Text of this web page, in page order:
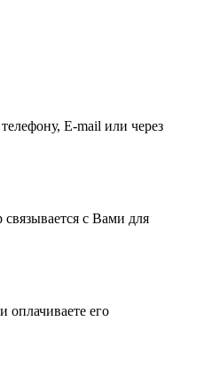
E-mail или через
с Вами для
оплачиваете его